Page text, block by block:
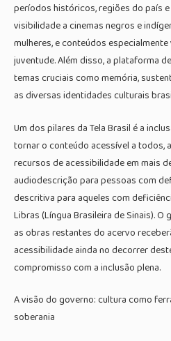
períodos históricos, regiões do país
visibilidade a cinemas negros e
mulheres, e conteúdos
juventude. Além disso, a plataforma
temas cruciais como memória,
as diversas identidades culturais
Um dos pilares da Tela Brasil é a
tornar o conteúdo acessível a todos,
recursos de acessibilidade em mais
audiodescrição para pessoas com
descritiva para aqueles com
Libras (Língua Brasileira de Sinais).
as obras restantes do acervo
acessibilidade ainda no decorrer
compromisso com a inclusão plena.
A visão do governo: cultura como
soberania